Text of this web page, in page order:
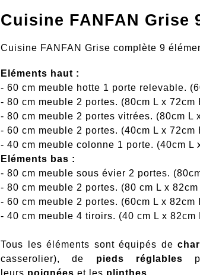
Cuisine FANFAN Grise
Cuisine FANFAN Grise complète 9
Eléments haut :
- 60 cm meuble hotte 1 porte relevable.
- 80 cm meuble 2 portes. (80cm L x 72cm
- 80 cm meuble 2 portes vitrées. (80cm L
- 60 cm meuble 2 portes. (40cm L x 72cm
- 40 cm meuble colonne 1 porte. (40cm L
Eléments bas :
- 80 cm meuble sous évier 2 portes.
- 80 cm meuble 2 portes. (80 cm L x
- 60 cm meuble 2 portes. (60cm L x 82cm
- 40 cm meuble 4 tiroirs. (40 cm L x 82cm
Tous les éléments sont équipés de
casserolier), de pieds réglables
leurs poignées et les plinthes.